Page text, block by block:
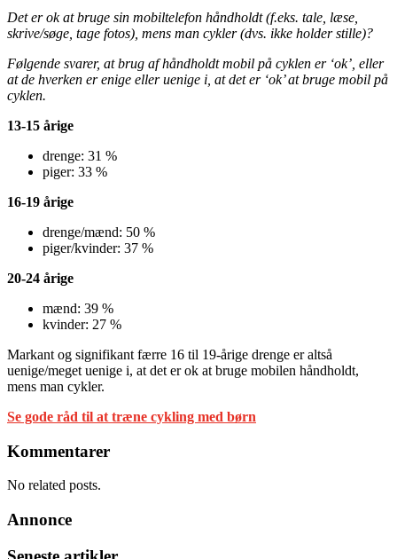
Det er ok at bruge sin mobiltelefon håndholdt (f.eks. tale, læse,
skrive/søge, tage fotos), mens man cykler (dvs. ikke holder stille)?
Følgende svarer, at brug af håndholdt mobil på cyklen er ‘ok’, eller
at de hverken er enige eller uenige i, at det er ‘ok’ at bruge mobil på
cyklen.
13-15 årige
drenge: 31 %
piger: 33 %
16-19 årige
drenge/mænd: 50 %
piger/kvinder: 37 %
20-24 årige
mænd: 39 %
kvinder: 27 %
Markant og signifikant færre 16 til 19-årige drenge er altså
uenige/meget uenige i, at det er ok at bruge mobilen håndholdt,
mens man cykler.
Se gode råd til at træne cykling med børn
Kommentarer
No related posts.
Annonce